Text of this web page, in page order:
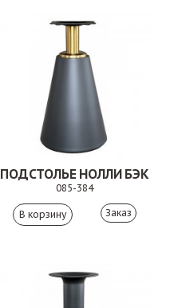
ПОДСТОЛЬЕ НОЛЛИ БЭК
085-384
Заказ